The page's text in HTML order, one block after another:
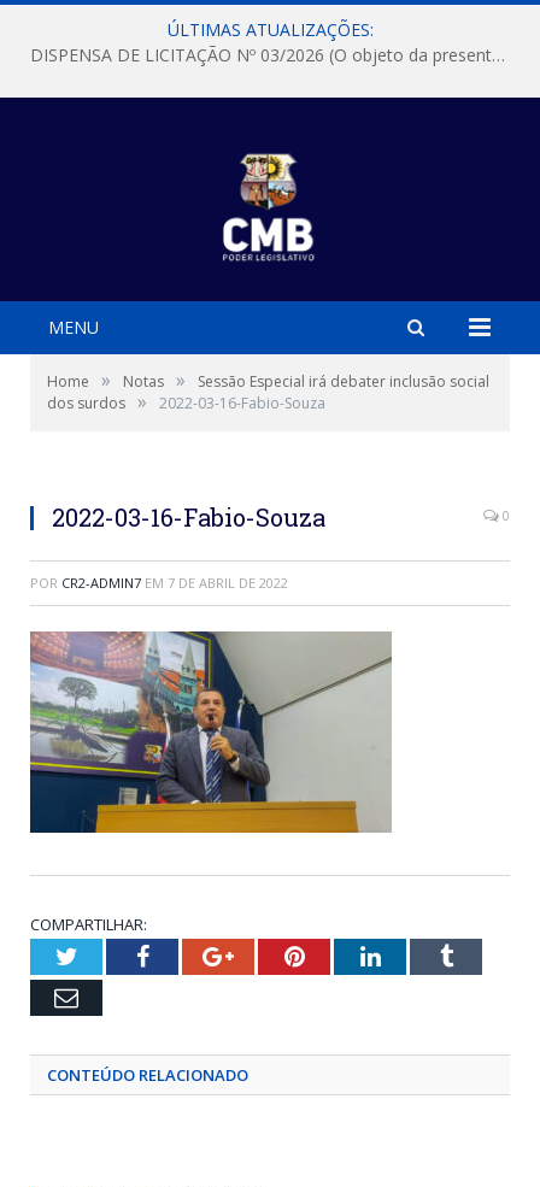
ÚLTIMAS ATUALIZAÇÕES:
DISPENSA DE LICITAÇÃO Nº 03/2026 (O objeto da presente dispensa é a escolha da proposta mais vantajosa para a aquisição, de aparelhos de ar condicionado, tipo Split, com material de instalação e fogão industrial, conforme condições, quantidades e exigências estabelecidas no termo de referencia e neste aviso de contratação direta e seus anexos)
MENU
Home » Notas »
Sessão Especial irá debater inclusão social
dos surdos » 2022-03-16-Fabio-Souza
2022-03-16-Fabio-Souza 0
POR CR2-ADMIN7 EM 7 DE ABRIL DE 2022
COMPARTILHAR:
TwitterFacebookGoogle+PinterestLinkedInTumblr
Email
CONTEÚDO RELACIONADO